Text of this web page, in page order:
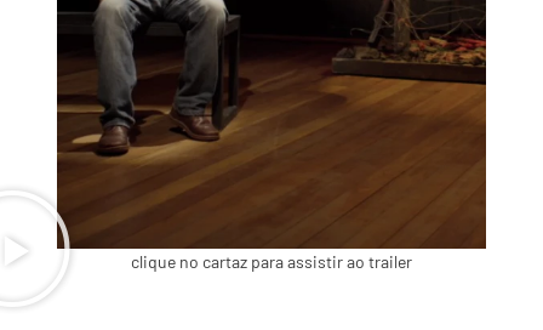
clique no cartaz para assistir ao trailer